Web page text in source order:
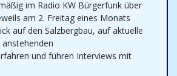
im Radio KW Bürgerfunk über
am 2. Freitag eines Monats
auf den Salzbergbau, auf aktuelle
und führen Interviews mit